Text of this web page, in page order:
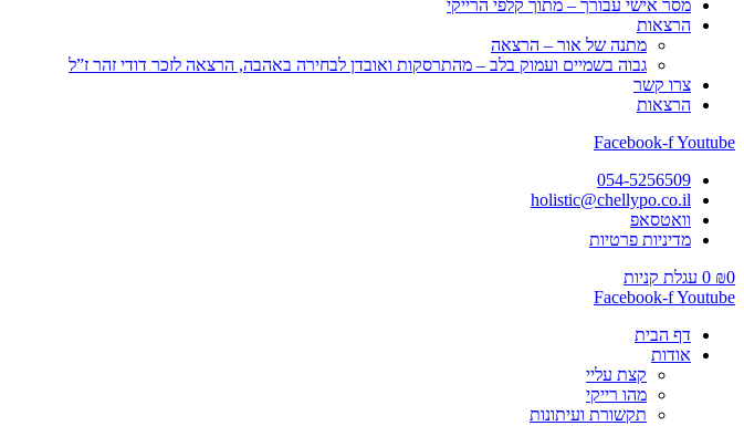
מסר אישי עבורך – מתוך קלפי הרייקי
הרצאות
מתנה של אור – הרצאה
גבוה בשמיים ועמוק בלב – מהתרסקות ואובדן לבחירה באהבה, הרצאה לזכר דודי זהר ז”ל
צרו קשר
הרצאות
Facebook-fYoutube
054-5256509
holistic@chellypo.co.il
וואטסאפ
מדיניות פרטיות
₪0
0 עגלת קניות
Facebook-fYoutube
דף הבית
אודות
קצת עליי
מהו רייקי
תקשורת ועיתונות